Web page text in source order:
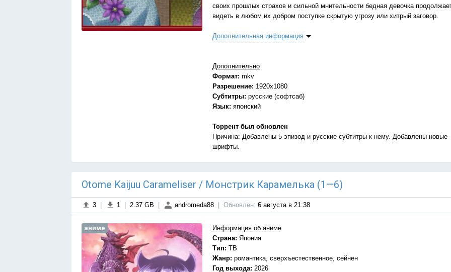
своих прошлых страхов и сильной мнительности бедная девочка
видеть в любом их добром поступке скрытую угрозу или хитрый заговор.
Дополнительная информация
Дополнительно
Формат: mkv
Разрешение: 1920x1080
Субтитры: русские (софтсаб)
Язык: японский
Торрент был обновлен
Причина: Добавлены 5 эпизод и русские субтитры к нему. Добавлены новые
шрифты.
Otome Kaijuu Carameliser / Монстрик Карамелька (1—6)
3 1 2.37 GB andromeda88 Обновлён: 6 августа в 21:38
аниме
Информация об аниме
Страна: Япония
Тип: ТВ
Жанр: романтика, сверхъестественное, сейнен
Год выхода: 2026